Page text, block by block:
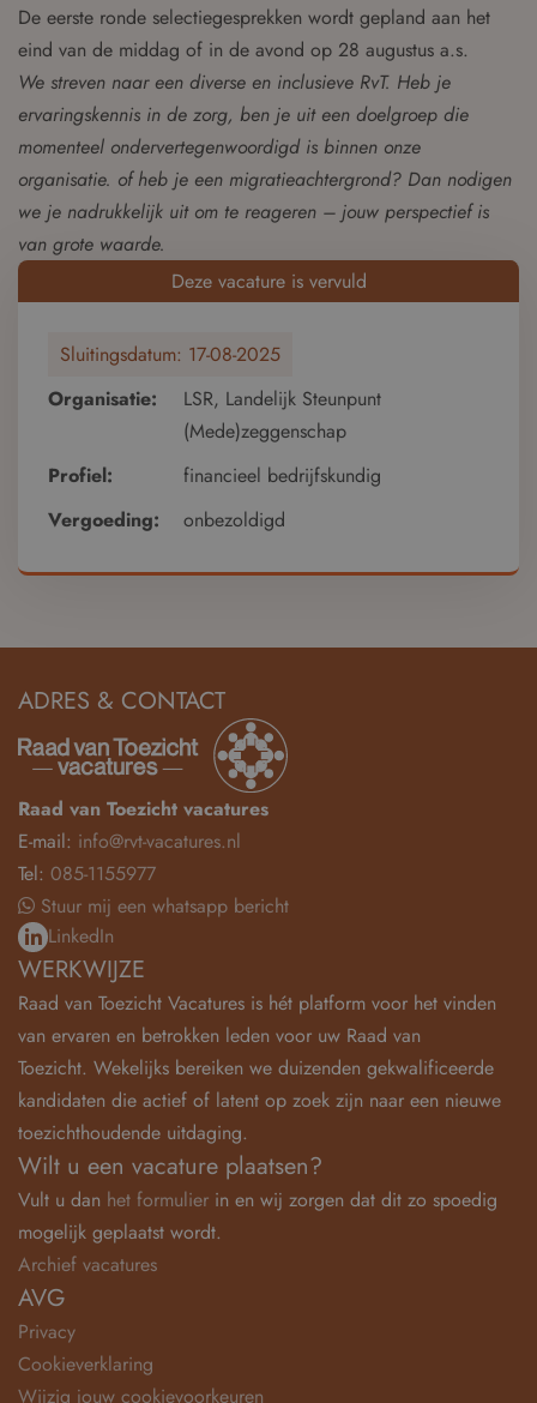
De eerste ronde selectiegesprekken wordt gepland aan het
eind van de middag of in de avond op 28 augustus a.s.
We streven naar een diverse en inclusieve RvT. Heb je
ervaringskennis in de zorg, ben je uit een doelgroep die
momenteel ondervertegenwoordigd is binnen onze
organisatie. of heb je een migratieachtergrond? Dan nodigen
we je nadrukkelijk uit om te reageren – jouw perspectief is
van grote waarde.
Deze vacature is vervuld
Sluitingsdatum: 17-08-2025
Organisatie:
LSR, Landelijk Steunpunt
(Mede)zeggenschap
Profiel:
financieel bedrijfskundig
Vergoeding:
onbezoldigd
ADRES & CONTACT
Raad van Toezicht vacatures
E-mail: info@rvt-vacatures.nl
Tel: 085-1155977
Stuur mij een whatsapp bericht
LinkedIn
WERKWIJZE
Raad van Toezicht Vacatures is hét platform voor het vinden
van ervaren en betrokken leden voor uw Raad van
Toezicht. Wekelijks bereiken we duizenden gekwalificeerde
kandidaten die actief of latent op zoek zijn naar een nieuwe
toezichthoudende uitdaging.
Wilt u een vacature plaatsen?
Vult u dan het formulier in en wij zorgen dat dit zo spoedig
mogelijk geplaatst wordt.
Archief vacatures
AVG
Privacy
Cookieverklaring
Wijzig jouw cookievoorkeuren